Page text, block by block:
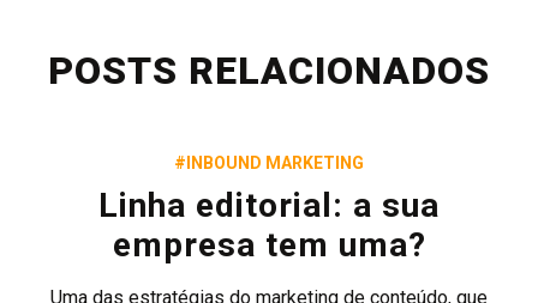
POSTS RELACIONADOS
#INBOUND MARKETING
Linha editorial: a sua
empresa tem uma?
Uma das estratégias do marketing de conteúdo, que